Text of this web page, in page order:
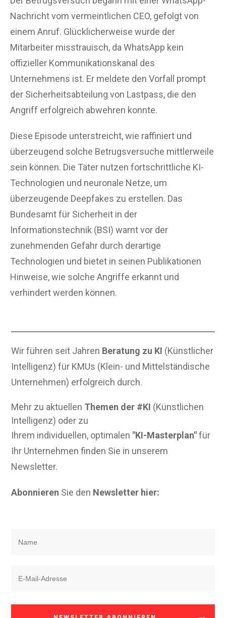
Nachricht vom vermeintlichen CEO, gefolgt von
einem Anruf. Glücklicherweise wurde der
Mitarbeiter misstrauisch, da WhatsApp kein
offizieller Kommunikationskanal des
Unternehmens ist. Er meldete den Vorfall prompt
der Sicherheitsabteilung von Lastpass, die den
Angriff erfolgreich abwehren konnte.
Diese Episode unterstreicht, wie raffiniert und
überzeugend solche Betrugsversuche mittlerweile
sein können. Die Täter nutzen fortschrittliche KI-
Technologien und neuronale Netze, um
überzeugende Deepfakes zu erstellen. Das
Bundesamt für Sicherheit in der
Informationstechnik (BSI) warnt vor der
zunehmenden Gefahr durch derartige
Technologien und bietet in seinen Publikationen
Hinweise, wie solche Angriffe erkannt und
verhindert werden können.
Wir führen seit Jahren Beratung zu KI (Künstlicher
Intelligenz) für KMUs (Klein- und Mittelständische
Unternehmen) erfolgreich durch.
Mehr zu aktuellen Themen der #KI (Künstlichen
Intelligenz) oder zu
Ihrem individuellen, optimalen "KI-Masterplan"für
Ihr Unternehmen finden Sie in unserem
Newsletter.
Abonnieren Sie den Newsletter hier: